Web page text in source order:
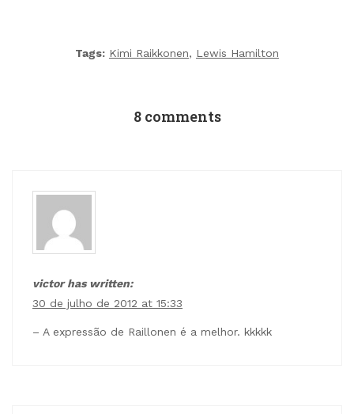
Tags: Kimi Raikkonen, Lewis Hamilton
8 comments
victor has written:
30 de julho de 2012 at 15:33
– A expressão de Raillonen é a melhor. kkkkk